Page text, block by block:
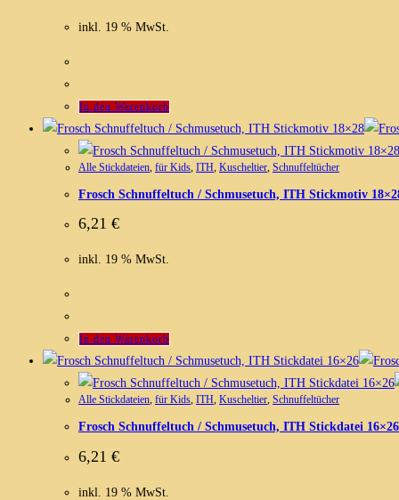
inkl. 19 % MwSt.
In den Warenkorb
Alle Stickdateien, für Kids, ITH, Kuscheltier, Schnuffeltücher
Frosch Schnuffeltuch / Schmusetuch, ITH Stickmotiv
6,21 €
inkl. 19 % MwSt.
In den Warenkorb
Alle Stickdateien, für Kids, ITH, Kuscheltier, Schnuffeltücher
Frosch Schnuffeltuch / Schmusetuch, ITH Stickdatei 16×26
6,21 €
inkl. 19 % MwSt.